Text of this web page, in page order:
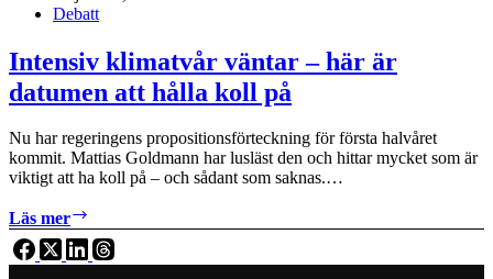
Debatt
Intensiv klimatvår väntar – här är
datumen att hålla koll på
Nu har regeringens propositionsförteckning för första halvåret
kommit. Mattias Goldmann har lusläst den och hittar mycket som är
viktigt att ha koll på – och sådant som saknas.…
Läs mer
klimatvår
väntar